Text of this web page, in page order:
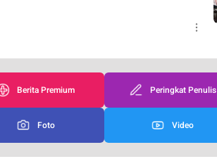
Berita Premium Peringkat Penulis
Foto Video